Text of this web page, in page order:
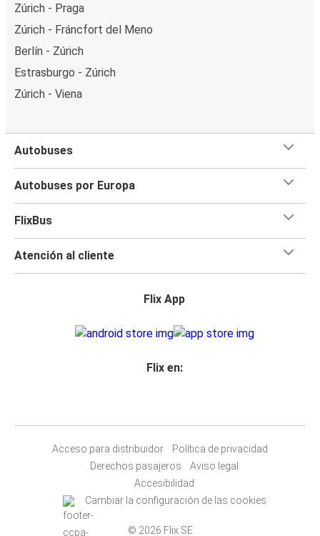
Zúrich - Praga
Zúrich - Fráncfort del Meno
Berlín - Zúrich
Estrasburgo - Zúrich
Zúrich - Viena
Autobuses
Autobuses por Europa
FlixBus
Atención al cliente
Flix App
Flix en:
Acceso para distribuidor
Política de privacidad
Derechos pasajeros
Aviso legal
Accesibilidad
Cambiar la configuración de las cookies
© 2026 Flix SE